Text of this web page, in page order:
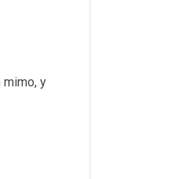
mimo, y